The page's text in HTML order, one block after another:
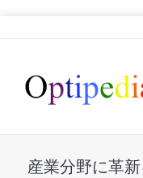
産業分野に革